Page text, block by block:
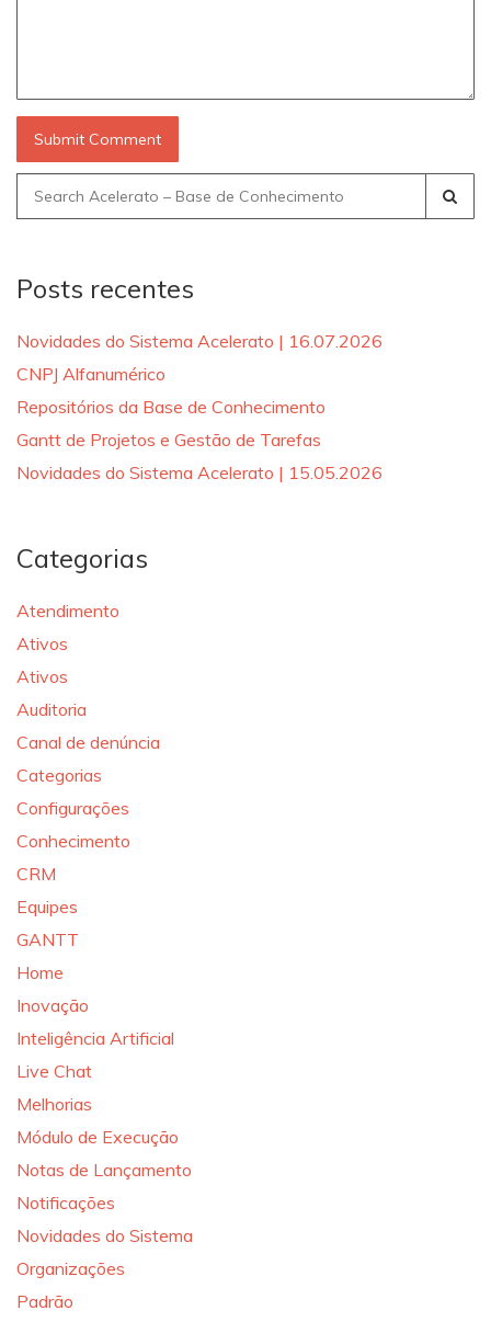
Search
for:
Posts recentes
Novidades do Sistema Acelerato | 16.07.2026
CNPJ Alfanumérico
Repositórios da Base de Conhecimento
Gantt de Projetos e Gestão de Tarefas
Novidades do Sistema Acelerato | 15.05.2026
Categorias
Atendimento
Ativos
Ativos
Auditoria
Canal de denúncia
Categorias
Configurações
Conhecimento
CRM
Equipes
GANTT
Home
Inovação
Inteligência Artificial
Live Chat
Melhorias
Módulo de Execução
Notas de Lançamento
Notificações
Novidades do Sistema
Organizações
Padrão